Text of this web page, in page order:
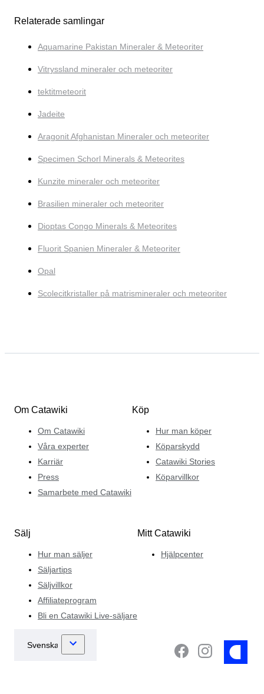
Relaterade samlingar
Aquamarine Pakistan Mineraler & Meteoriter
Vitryssland mineraler och meteoriter
tektitmeteorit
Jadeite
Aragonit Afghanistan Mineraler och meteoriter
Specimen Schorl Minerals & Meteorites
Kunzite mineraler och meteoriter
Brasilien mineraler och meteoriter
Dioptas Congo Minerals & Meteorites
Fluorit Spanien Mineraler & Meteoriter
Opal
Scolecitkristaller på matrismineraler och meteoriter
Om Catawiki
Om Catawiki
Våra experter
Karriär
Press
Samarbete med Catawiki
Köp
Hur man köper
Köparskydd
Catawiki Stories
Köparvillkor
Sälj
Hur man säljer
Säljartips
Säljvillkor
Affiliateprogram
Bli en Catawiki Live-säljare
Mitt Catawiki
Hjälpcenter